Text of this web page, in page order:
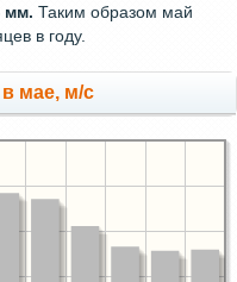
мм. Таким образом май
в году.
мае, м/с